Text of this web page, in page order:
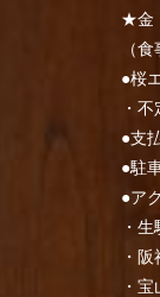
★金
（
●桜
・
●支
●駐
●ア
・
・
・